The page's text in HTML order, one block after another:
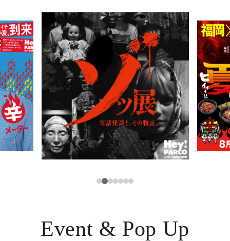
PARCOメンバーズ
JP
123456
Event & Pop Up